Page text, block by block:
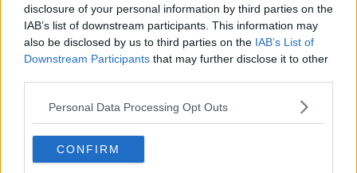
disclosure of your personal information by third parties on the
IAB’s list of downstream participants. This information may
also be disclosed by us to third parties on the IAB’s List of
Downstream Participants that may further disclose it to other
Personal Data Processing Opt Outs
CONFIRM
Civitella ricorda i suoi Martiri
San Donato e luce fu, accolto appello residenti
Istituito il Premio Europa "Donato Palarchi"
Il concorso letterario su democrazia e regole